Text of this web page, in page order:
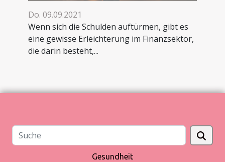
Do. 09.09.2021
Wenn sich die Schulden auftürmen, gibt es
eine gewisse Erleichterung im Finanzsektor,
die darin besteht,...
Gesundheit